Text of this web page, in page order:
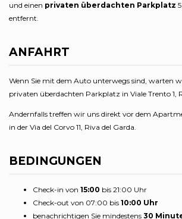
und einen privaten überdachten Parkplatz
entfernt.
ANFAHRT
Wenn Sie mit dem Auto unterwegs sind, warten
privaten überdachten Parkplatz in Viale Trento 1,
Andernfalls treffen wir uns direkt vor dem
in der Via del Corvo 11, Riva del Garda.
BEDINGUNGEN
Check-in von 15:00 bis 21:00 Uhr
Check-out von 07:00 bis 10:00 Uhr
benachrichtigen Sie mindestens 30